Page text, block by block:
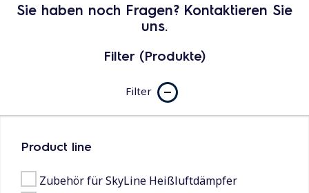
Sie haben noch Fragen? Kontaktieren Sie
uns.
Filter (Produkte)
Filter
Product line
Zubehör für SkyLine Heißluftdämpfer